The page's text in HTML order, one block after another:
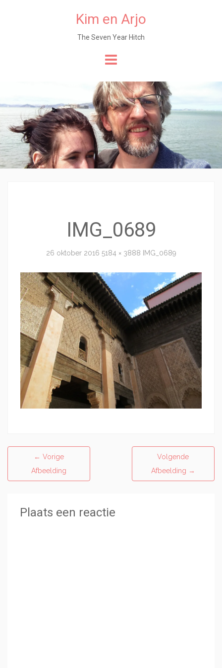
Kim en Arjo
The Seven Year Hitch
content
IMG_0689
26 oktober 2016 5184 × 3888 IMG_0689
← Vorige
Afbeelding
Volgende
Afbeelding →
Plaats een reactie